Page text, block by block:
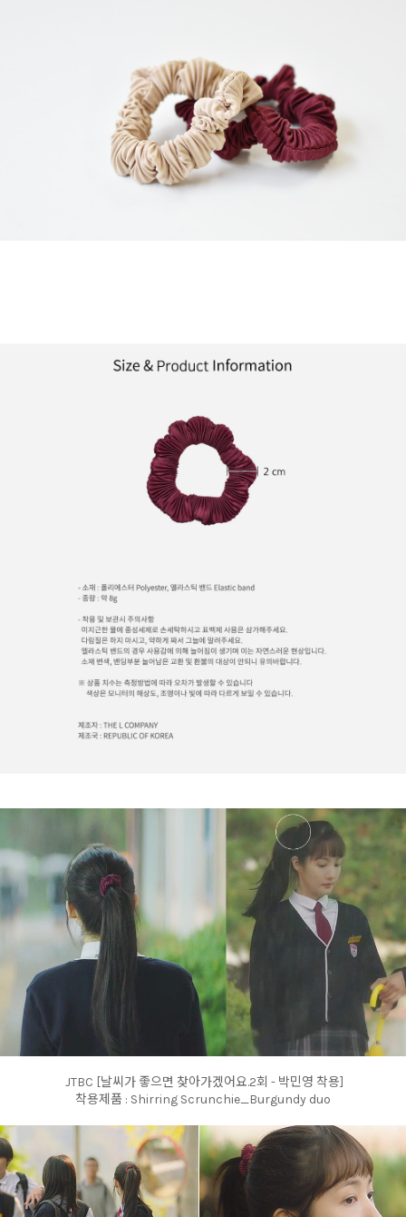
JTBC [날씨가 좋으면 찾아가겠어요.2회 - 박민영 착용]
착용제품 : Shirring Scrunchie_Burgundy duo